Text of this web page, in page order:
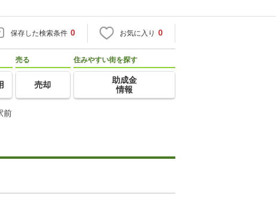
保存した検索条件 0 お気に入り 0
売る
売却
住みやすい街を探す
助成金
情報
前